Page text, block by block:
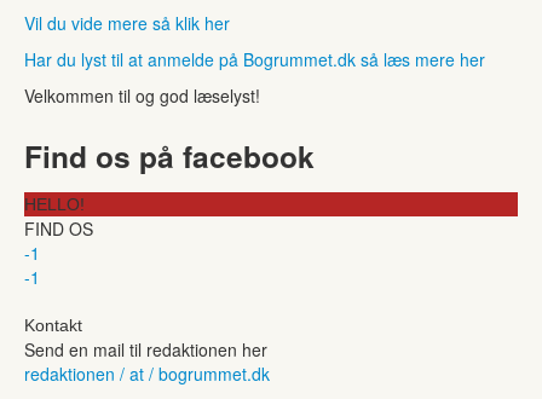
Vil du vide mere så klik her
Har du lyst til at anmelde på Bogrummet.dk så læs mere her
Velkommen til og god læselyst!
Find os på facebook
HELLO!
FIND OS
-1
-1
Kontakt
Send en mail til redaktionen her
redaktionen / at / bogrummet.dk